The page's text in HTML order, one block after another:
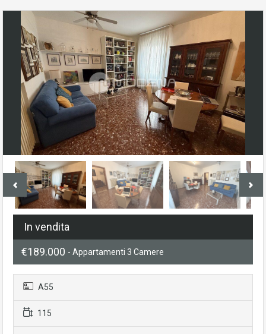
In vendita
€189.000 - Appartamenti 3 Camere
A55
115